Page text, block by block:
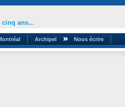
ans...
Archipel Nous écrire